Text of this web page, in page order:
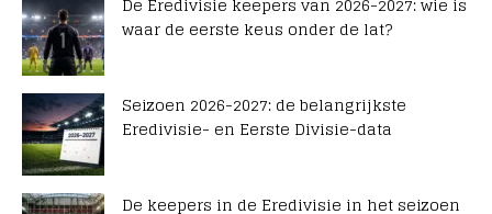
waar de eerste keus onder de lat?
Seizoen 2026-2027: de belangrijkste
Eredivisie- en Eerste Divisie-data
De keepers in de Eredivisie in het seizoen